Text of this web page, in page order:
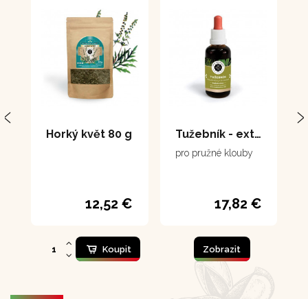
Horký květ 80 g
12,52 €
Koupit
Tužebník - extrakt 50 ml
pro pružné klouby
17,82 €
Zobrazit